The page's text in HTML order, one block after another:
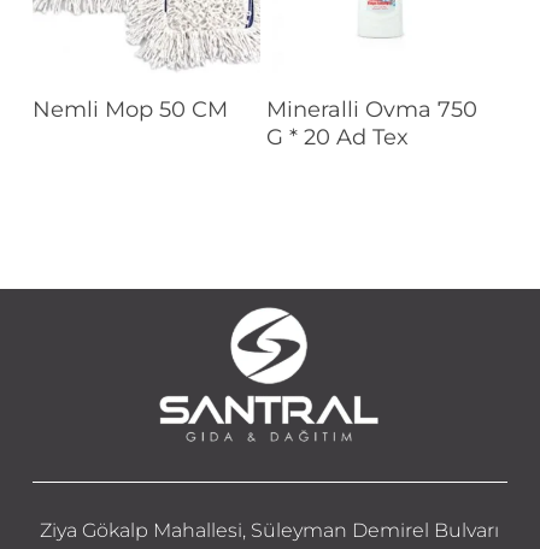
Devamını Oku
Nemli Mop 50 CM Devamını Oku
Mineralli Ovma 750
G * 20 Ad Tex
Ziya Gökalp Mahallesi, Süleyman Demirel Bulvarı